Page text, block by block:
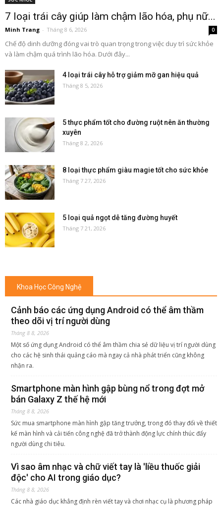
7 loại trái cây giúp làm chậm lão hóa, phụ nữ...
Minh Trang - Tháng 8 6, 2026 0
Chế độ dinh dưỡng đóng vai trò quan trọng trong việc duy trì sức khỏe
và làm chậm quá trình lão hóa. Dưới đây...
4 loại trái cây hỗ trợ giảm mỡ gan hiệu quả
Tháng 8 5, 2026
5 thực phẩm tốt cho đường ruột nên ăn thường
xuyên
Tháng 8 2, 2026
8 loại thực phẩm giàu magie tốt cho sức khỏe
Tháng 7 27, 2026
5 loại quả ngọt dễ tăng đường huyết
Tháng 7 21, 2026
Khoa Học Công Nghệ
Cảnh báo các ứng dụng Android có thể âm thầm
theo dõi vị trí người dùng
Tháng 8 8, 2026
Một số ứng dụng Android có thể âm thầm chia sẻ dữ liệu vị trí người dùng
cho các hệ sinh thái quảng cáo mà ngay cả nhà phát triển cũng không
nhận ra.
Smartphone màn hình gập bùng nổ trong đợt mở
bán Galaxy Z thế hệ mới
Tháng 8 8, 2026
Sức mua smartphone màn hình gập tăng trưởng, trong đó thay đổi về thiết
kế màn hình và cải tiến công nghệ đã trở thành động lực chính thúc đẩy
người dùng chi tiêu.
Vì sao âm nhạc và chữ viết tay là 'liều thuốc giải
độc' cho AI trong giáo dục?
Tháng 8 8, 2026
Các nhà giáo dục khẳng định rèn viết tay và chơi nhạc cụ là phương pháp